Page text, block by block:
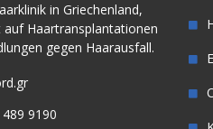
in Griechenland,
auf Haartransplantationen
gegen Haarausfall.
9190